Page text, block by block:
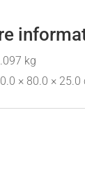
kg
× 80.0 × 25.0